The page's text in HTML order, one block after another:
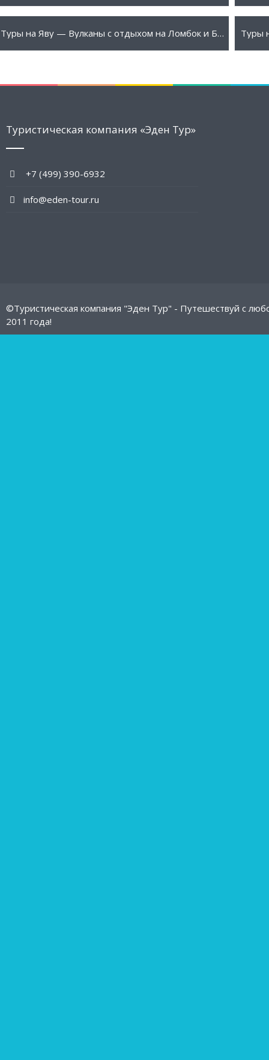
2480 $ ПОДРОБНЕЕ Туры на Яву — Вулканы с отдыхом на Ломбок и Бали
Туристическая компания «Эден Тур»
+7 (499) 390-6932
info@eden-tour.ru
©Туристическая компания "Эден Тур" - Путешествуй с
2011 года!